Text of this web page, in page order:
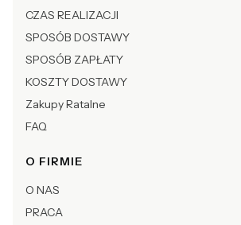
CZAS REALIZACJI
SPOSÓB DOSTAWY
SPOSÓB ZAPŁATY
KOSZTY DOSTAWY
Zakupy Ratalne
FAQ
O FIRMIE
O NAS
PRACA